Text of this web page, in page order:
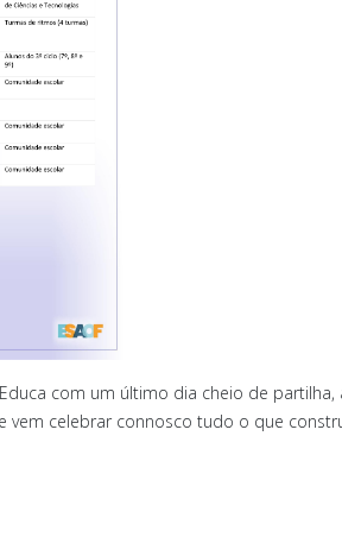
com um último dia cheio de partilha,
vem celebrar connosco tudo o que
26